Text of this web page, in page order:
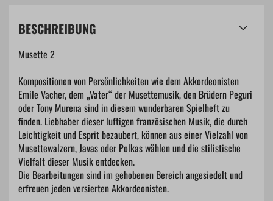
BESCHREIBUNG
Musette 2
Kompositionen von Persönlichkeiten wie dem Akkordeonisten
Emile Vacher, dem „Vater“ der Musettemusik, den Brüdern Peguri
oder Tony Murena sind in diesem wunderbaren Spielheft zu
finden. Liebhaber dieser luftigen französischen Musik, die durch
Leichtigkeit und Esprit bezaubert, können aus einer Vielzahl von
Musettewalzern, Javas oder Polkas wählen und die stilistische
Vielfalt dieser Musik entdecken.
Die Bearbeitungen sind im gehobenen Bereich angesiedelt und
erfreuen jeden versierten Akkordeonisten.